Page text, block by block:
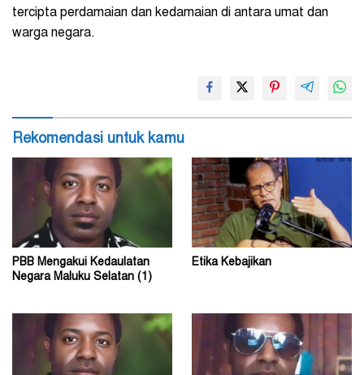
tercipta perdamaian dan kedamaian di antara umat dan
warga negara.
Rekomendasi untuk kamu
PBB Mengakui Kedaulatan
Negara Maluku Selatan (1)
Etika Kebajikan